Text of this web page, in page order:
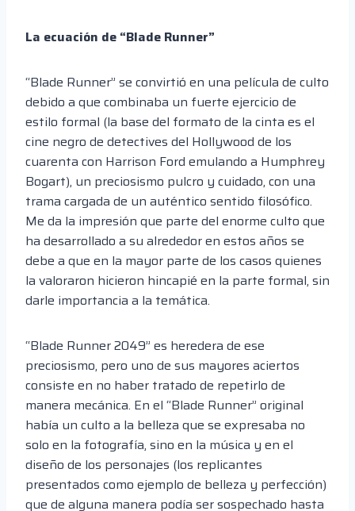
La ecuación de “Blade Runner”
“Blade Runner” se convirtió en una película de culto
debido a que combinaba un fuerte ejercicio de
estilo formal (la base del formato de la cinta es el
cine negro de detectives del Hollywood de los
cuarenta con Harrison Ford emulando a Humphrey
Bogart), un preciosismo pulcro y cuidado, con una
trama cargada de un auténtico sentido filosófico.
Me da la impresión que parte del enorme culto que
ha desarrollado a su alrededor en estos años se
debe a que en la mayor parte de los casos quienes
la valoraron hicieron hincapié en la parte formal, sin
darle importancia a la temática.
“Blade Runner 2049” es heredera de ese
preciosismo, pero uno de sus mayores aciertos
consiste en no haber tratado de repetirlo de
manera mecánica. En el “Blade Runner” original
había un culto a la belleza que se expresaba no
solo en la fotografía, sino en la música y en el
diseño de los personajes (los replicantes
presentados como ejemplo de belleza y perfección)
que de alguna manera podía ser sospechado hasta